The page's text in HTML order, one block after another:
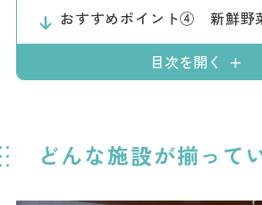
おすすめポイント④ 新鮮野
目次を開く
どんな施設が揃って